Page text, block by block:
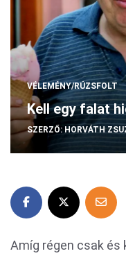
VÉLEMÉNY/RÚZSFOLT
Kell egy falat
SZERZŐ: HORVÁTH
Amíg régen csak és